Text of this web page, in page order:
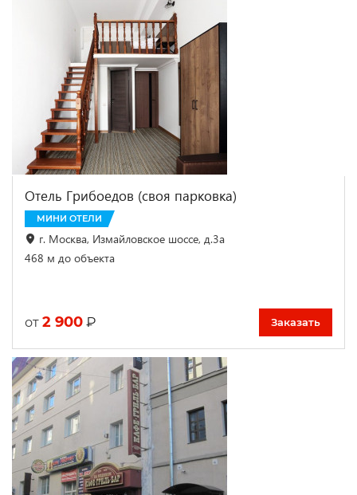
Отель Грибоедов (своя парковка)
МИНИ ОТЕЛИ
г. Москва, Измайловское шоссе, д.3а
468 м до объекта
от 2 900 ₽ Заказать